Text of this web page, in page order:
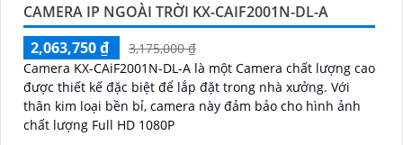
CAMERA IP NGOÀI TRỜI KX-CAIF2001N-DL-A
2,063,750 ₫
3,175,000 ₫
Camera KX-CAiF2001N-DL-A là một Camera chất lượng cao
được thiết kế đặc biệt để lắp đặt trong nhà xưởng. Với
thân kim loại bền bỉ, camera này đảm bảo cho hình ảnh
chất lượng Full HD 1080P